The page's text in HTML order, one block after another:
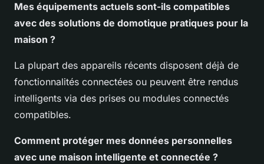
Mes équipements actuels sont-ils compatibles
avec des solutions de domotique pratiques pour la
maison ?
La plupart des appareils récents disposent déjà de
fonctionnalités connectées ou peuvent être rendus
intelligents via des prises ou modules connectés
compatibles.
Comment protéger mes données personnelles
avec une maison intelligente et connectée ?